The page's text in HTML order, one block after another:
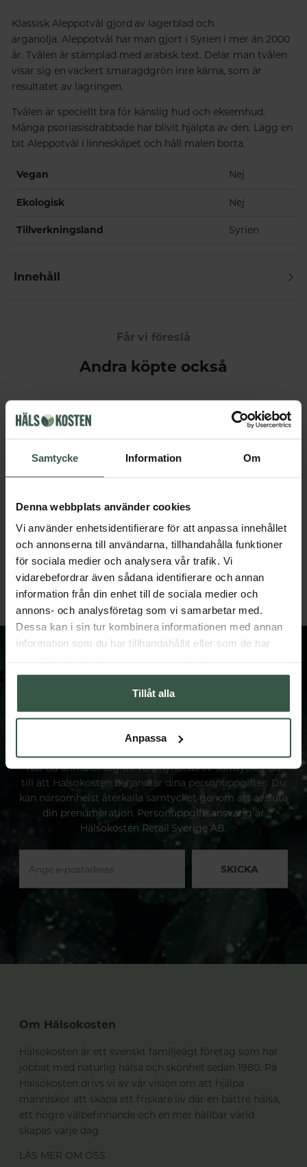
Samtycke Information Om
Denna webbplats använder cookies
Vi använder enhetsidentifierare för att anpassa innehållet
och annonserna till användarna, tillhandahålla funktioner
för sociala medier och analysera vår trafik. Vi
vidarebefordrar även sådana identifierare och annan
information från din enhet till de sociala medier och
annons- och analysföretag som vi samarbetar med.
Dessa kan i sin tur kombinera informationen med annan
information som du har tillhandahållit eller som de har
Tillåt alla
Anpassa
Klassisk Aleppotvål gjord av lagerblad och
arganolja. Aleppotvål har man gjort i Syrien i mer än 2000
år. Tvålen är stämplad med arabisk text. Delar man tvålen
visar sig en vackert smaragdgrön inre kärna, som är
resultatet av lagringen.
Tvålen är speciellt bra för känslig hud och eksemhud.
Många psoriasisdrabbade har blivit hjälpta av den. Lägg en
bit Aleppotvål i linneskåpet och håll malen borta.
Vegan Nej
Ekologisk Nej
Tillverkningsland Syrien
Innehåll
Får vi föreslå
Andra köpte också
Aleppotvål med Arganolja 110g
Terra Midi
65 kr
LÄGG I VARUKORGEN
Gåsäggstvål Sandelträ
Terra Midi
FÅ VÅRT NYHETSBREV
nyheter och erbjudanden.
När du anmäler dig till vårt nyhetsbrev samtycker du
till att Hälsokosten behandlar dina personuppgifter. Du
kan närsomhelst återkalla samtycket genom att avsluta
din prenumeration. Personuppgiftsansvarig är
Hälsokosten Retail Sverige AB.
SKICKA
Om Hälsokosten
Hälsokosten är ett svenskt familjeägt företag som har
jobbat med naturlig hälsa och skönhet sedan 1980. På
Hälsokosten drivs vi av vår vision om att hjälpa
människor att skapa ett friskare liv där en bättre hälsa,
ett högre välbefinnande och en mer hållbar värld
skapas varje dag.
LÄS MER OM OSS